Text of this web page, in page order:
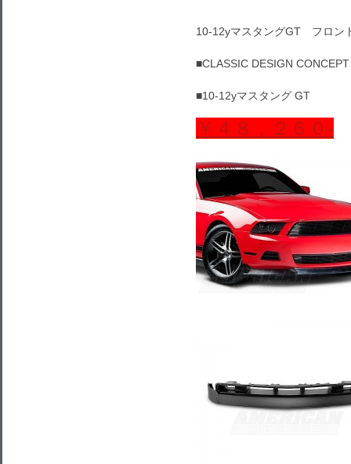
10-12yマスタングGT フロン
■CLASSIC DESIGN
■10-12yマスタング GT
￥４８，２６０‐